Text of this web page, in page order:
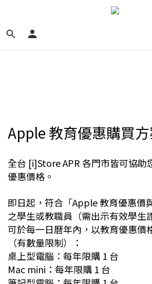
Apple 教育優惠購買
全台 [i]Store APR 各門市皆可協助
優惠價格。
即日起，符合「Apple 教育優惠價
之學生或教職員（需出示有效學生
可於每一日曆年內，以教育優惠價
（有數量限制）：
桌上型電腦：每年限購 1 台
Mac mini：每年限購 1 台